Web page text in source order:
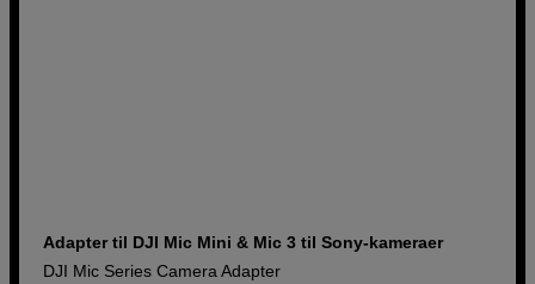
Adapter til DJI Mic Mini & Mic 3 til Sony-kameraer
DJI Mic Series Camera Adapter